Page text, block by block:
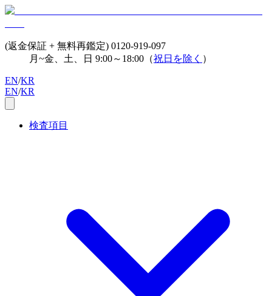
(返金保証 + 無料再鑑定) 0120-919-097
月~金、土、日 9:00～18:00（祝日を除く ）
EN/KR
EN/KR
検査項目